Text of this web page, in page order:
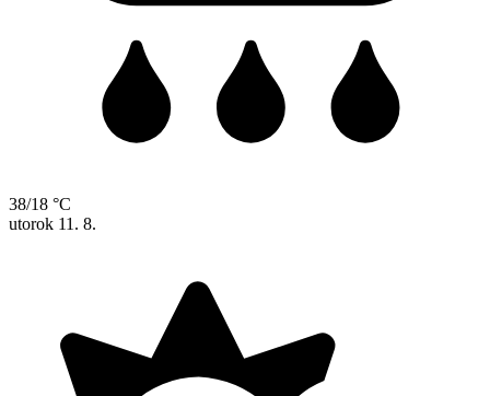
38/18 °C
utorok 11. 8.